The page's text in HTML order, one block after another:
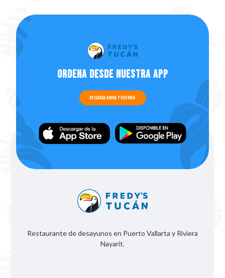
Ordena desde nuestra app
Descarga ahora y disfruta
Restaurante de desayunos en Puerto Vallarta y Riviera
Nayarit.